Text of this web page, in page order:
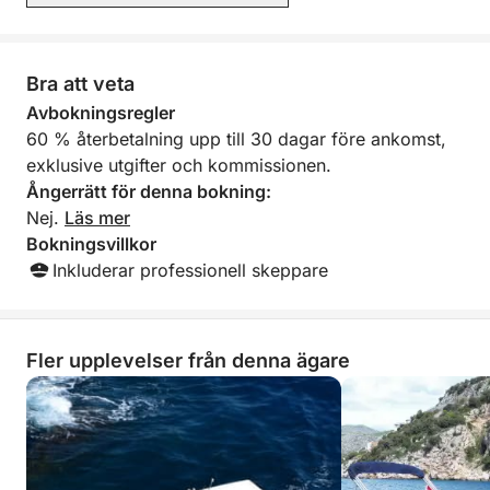
Bränsle ingår inte i priset. (Bränsle betalar du efter
avslutad tur) cirka (50-80 €).
Båten kan ibland bara vara tillgänglig i en halv dag.
Så innan du bokar båt, vänligen kontrollera
tillgängligheten med ägaren.
Om du har några frågor kan du kontakta mig på
Vi ses snart!
Bra att veta
Avbokningsregler
60 % återbetalning upp till 30 dagar före ankomst,
exklusive utgifter och kommissionen.
Ångerrätt för denna bokning:
Nej. Läs mer
Bokningsvillkor
Inkluderar professionell skeppare
Fler upplevelser från denna ägare